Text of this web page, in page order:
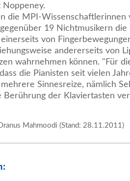
Noppeney.
die MPI-
19 Nichtmusikern die
von
andererseits von
wahrnehmen können. "Für
die Pianisten seit vielen
Sinnesreize, nämlich
Berührung der Klaviertasten
Mahmoodi (Stand: 28.11.2011)